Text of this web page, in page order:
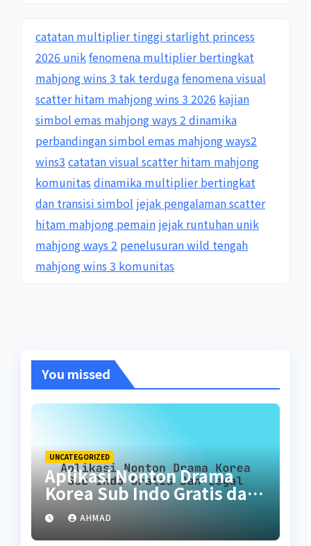
catatan multiplier tinggi starlight princess
2026 unikfenomena multiplier bertingkat
mahjong wins 3 tak terdugafenomena visual
scatter hitam mahjong wins 3 2026 kajian
simbol emas mahjong ways 2 dinamika
perbandingan simbol emas mahjong ways2
wins3 catatan visual scatter hitam mahjong
komunitas dinamika multiplier bertingkat
dan transisi simbol jejak pengalaman scatter
hitam mahjong pemain jejak runtuhan unik
mahjong ways 2 penelusuran wild tengah
mahjong wins 3 komunitas
You missed
UNCATEGORIZED
Aplikasi Nonton Drama
Korea Sub Indo Gratis dan
LegalAHMAD